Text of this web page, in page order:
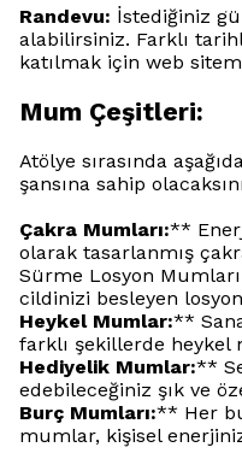
Randevu: İstediğiniz
alabilirsiniz. Farklı
katılmak için web
Mum Çeşitleri:
Atölye sırasında
şansına sahip
Çakra Mumları:**
olarak tasarlanmış
Sürme Losyon
cildinizi besleyen
Heykel Mumlar:**
farklı şekillerde heykel
Hediyelik Mumlar:**
edebileceğiniz şık ve
Burç Mumları:** Her
mumlar, kişisel